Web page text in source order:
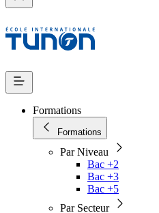
Formations
Formations
Par Niveau
Bac +2
Bac +3
Bac +5
Par Secteur